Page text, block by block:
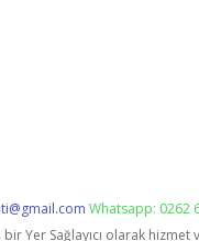
Whatsapp: 0262
Yer Sağlayıcı olarak